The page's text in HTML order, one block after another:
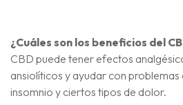
¿Cuáles son los beneficios del
CBD puede tener efectos
ansiolíticos y ayudar con
insomnio y ciertos tipos de dolor.